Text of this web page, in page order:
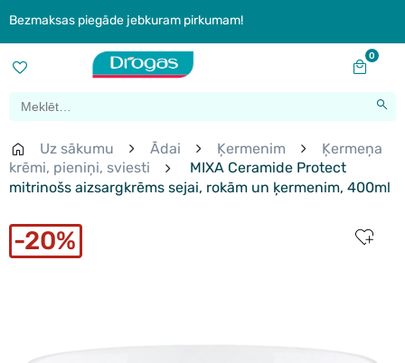
Bezmaksas piegāde jebkuram pirkumam!
0
Uz sākumu Ādai Ķermenim
Ķermeņa
krēmi, pieniņi, sviesti
MIXA Ceramide Protect
mitrinošs aizsargkrēms sejai, rokām un ķermenim, 400ml
20%